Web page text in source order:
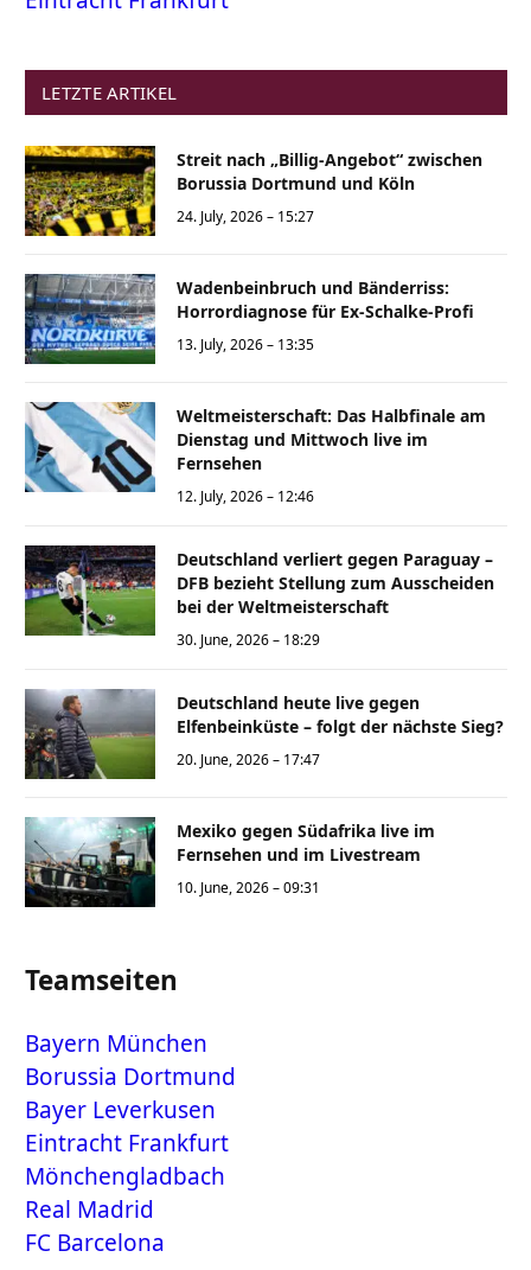
LETZTE ARTIKEL
Streit nach „Billig-Angebot“ zwischen
Borussia Dortmund und Köln
24. July, 2026 – 15:27
Wadenbeinbruch und Bänderriss:
Horrordiagnose für Ex-Schalke-Profi
13. July, 2026 – 13:35
Weltmeisterschaft: Das Halbfinale am
Dienstag und Mittwoch live im
Fernsehen
12. July, 2026 – 12:46
Deutschland verliert gegen Paraguay –
DFB bezieht Stellung zum Ausscheiden
bei der Weltmeisterschaft
30. June, 2026 – 18:29
Deutschland heute live gegen
Elfenbeinküste – folgt der nächste Sieg?
20. June, 2026 – 17:47
Mexiko gegen Südafrika live im
Fernsehen und im Livestream
10. June, 2026 – 09:31
Teamseiten
Bayern München
Borussia Dortmund
Bayer Leverkusen
Eintracht Frankfurt
Mönchengladbach
Real Madrid
FC Barcelona